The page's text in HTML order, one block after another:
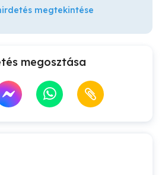
megtekintése
megosztása